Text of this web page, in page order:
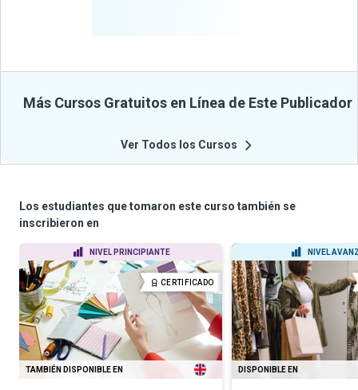
Más Cursos Gratuitos en Línea de Este Publicador
Ver Todos los Cursos
Los estudiantes que tomaron este curso también se
inscribieron en
NIVEL PRINCIPIANTE
CERTIFICADO
TAMBIÉN DISPONIBLE EN
NIVEL
DISPONIBLE EN